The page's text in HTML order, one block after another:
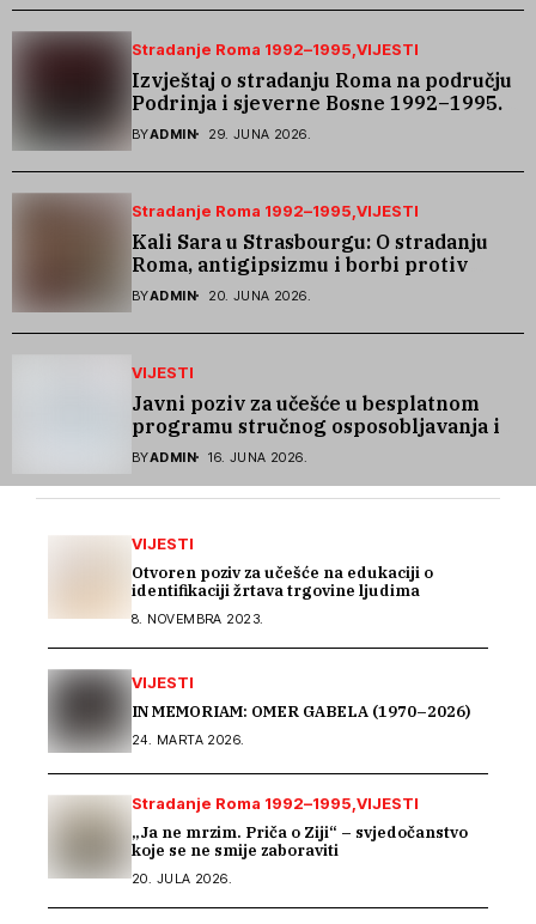
Stradanje Roma 1992–1995 VIJESTI
Izvještaj o stradanju Roma na području
Podrinja i sjeverne Bosne 1992–1995.
godine
BYADMIN 29. JUNA 2026.
Stradanje Roma 1992–1995 VIJESTI
Kali Sara u Strasbourgu: O stradanju
Roma, antigipsizmu i borbi protiv
govora mržnje
BYADMIN 20. JUNA 2026.
VIJESTI
Javni poziv za učešće u besplatnom
programu stručnog osposobljavanja i
podrške pri zapošljavanju
BYADMIN 16. JUNA 2026.
VIJESTI
Otvoren poziv za učešće na edukaciji o
identifikaciji žrtava trgovine ljudima
8. NOVEMBRA 2023.
VIJESTI
IN MEMORIAM: OMER GABELA (1970–2026)
24. MARTA 2026.
Stradanje Roma 1992–1995 VIJESTI
„Ja ne mrzim. Priča o Ziji“ – svjedočanstvo
koje se ne smije zaboraviti
20. JULA 2026.